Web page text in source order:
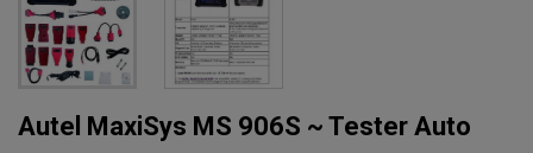
Autel MaxiSys MS 906S ~ Tester Auto